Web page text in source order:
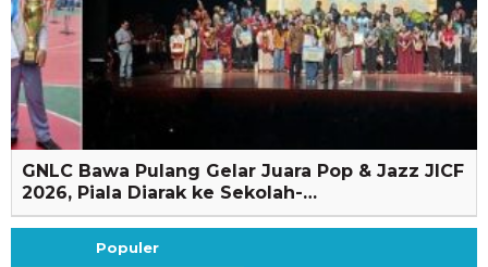
GNLC Bawa Pulang Gelar Juara Pop & Jazz JICF
2026, Piala Diarak ke Sekolah-…
Populer